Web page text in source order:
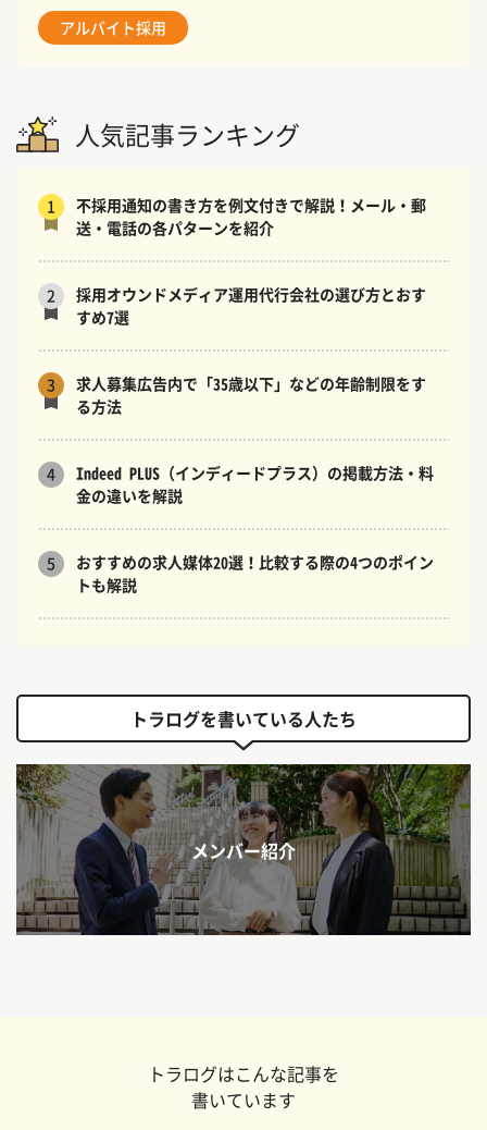
アルバイト採用
人気記事ランキング
1
不採用通知の書き方を例文付きで解説！メール・郵
送・電話の各パターンを紹介
2
採用オウンドメディア運用代行会社の選び方とおす
すめ7選
3
求人募集広告内で「35歳以下」などの年齢制限をす
る方法
4
Indeed PLUS（インディードプラス）の掲載方法・料
金の違いを解説
5
おすすめの求人媒体20選！比較する際の4つのポイン
トも解説
トラログを書いている人たち
メンバー紹介
トラログはこんな記事を
書いています